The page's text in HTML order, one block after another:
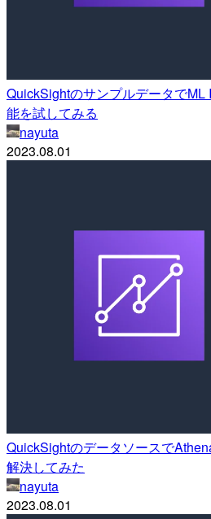
QuickSightのサンプルデータで
能を試してみる
nayuta
2023.08.01
QuickSightのデータソースで
解決してみた
nayuta
2023.08.01